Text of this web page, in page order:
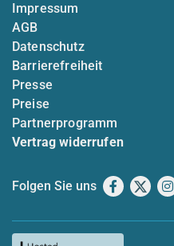
Impressum
AGB
Datenschutz
Barrierefreiheit
Presse
Preise
Partnerprogramm
Vertrag widerrufen
Folgen Sie uns Facebook
X